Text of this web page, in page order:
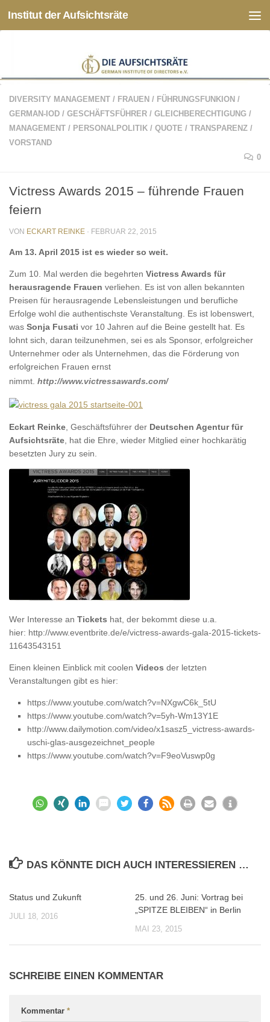
Zum Inhalt springen
Institut der Aufsichtsräte
DIVERSITY MANAGEMENT / FRAUEN / FÜHRUNGSFUNKION /
GERMAN-IOD / GESCHÄFTSFÜHRER / GLEICHBERECHTIGUNG /
MANAGEMENT / PERSONALPOLITIK / QUOTE / TRANSPARENZ /
VORSTAND
0
Victress Awards 2015 – führende Frauen
feiern
VON ECKART REINKE · FEBRUAR 22, 2015
Am 13. April 2015 ist es wieder so weit.
Zum 10. Mal werden die begehrten Victress Awards für
herausragende Frauen verliehen. Es ist von allen bekannten
Preisen für herausragende Lebensleistungen und berufliche
Erfolge wohl die authentischste Veranstaltung. Es ist lobenswert,
was Sonja Fusati vor 10 Jahren auf die Beine gestellt hat. Es
lohnt sich, daran teilzunehmen, sei es als Sponsor, erfolgreicher
Unternehmer oder als Unternehmen, das die Förderung von
erfolgreichen Frauen ernst
nimmt. http://www.victressawards.com/
Eckart Reinke , Geschäftsführer der Deutschen Agentur für
Aufsichtsräte , hat die Ehre, wieder Mitglied einer hochkarätig
besetzten Jury zu sein.
Wer Interesse an Tickets hat, der bekommt diese u.a.
hier: http://www.eventbrite.de/e/victress-awards-gala-2015-tickets-
11643543151
Einen kleinen Einblick mit coolen Videos der letzten
Veranstaltungen gibt es hier:
https://www.youtube.com/watch?v=NXgwC6k_5tU
https://www.youtube.com/watch?v=5yh-Wm13Y1E
http://www.dailymotion.com/video/x1sasz5_victress-awards-
uschi-glas-ausgezeichnet_people
https://www.youtube.com/watch?v=F9eoVuswp0g
DAS KÖNNTE DICH AUCH INTERESSIEREN …
Status und Zukunft
JULI 18, 2016
25. und 26. Juni: Vortrag bei
„SPITZE BLEIBEN“ in Berlin
MAI 23, 2015
SCHREIBE EINEN KOMMENTAR
Kommentar *